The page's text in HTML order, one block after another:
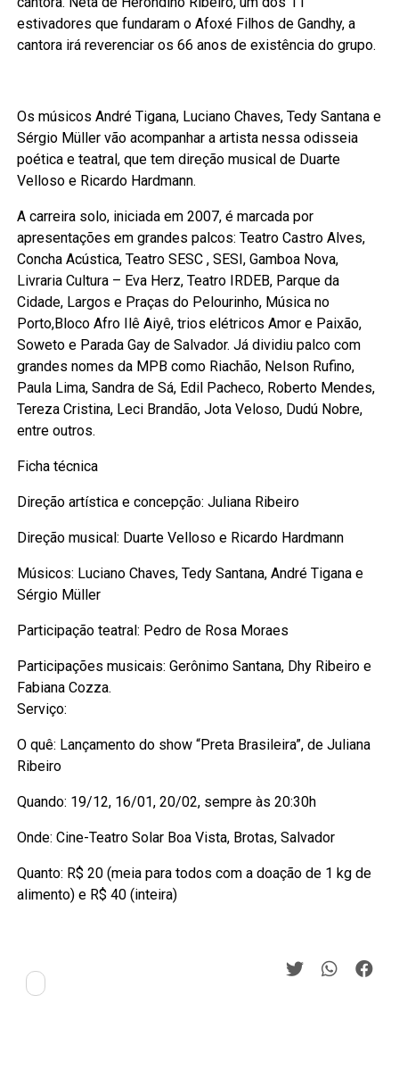
estivadores que fundaram o Afoxé Filhos de Gandhy, a
cantora irá reverenciar os 66 anos de existência do grupo.
Os músicos André Tigana, Luciano Chaves, Tedy Santana e
Sérgio Müller vão acompanhar a artista nessa odisseia
poética e teatral, que tem direção musical de Duarte
Velloso e Ricardo Hardmann.
A carreira solo, iniciada em 2007, é marcada por
apresentações em grandes palcos: Teatro Castro Alves,
Concha Acústica, Teatro SESC , SESI, Gamboa Nova,
Livraria Cultura – Eva Herz, Teatro IRDEB, Parque da
Cidade, Largos e Praças do Pelourinho, Música no
Porto,Bloco Afro Ilê Aiyê, trios elétricos Amor e Paixão,
Soweto e Parada Gay de Salvador. Já dividiu palco com
grandes nomes da MPB como Riachão, Nelson Rufino,
Paula Lima, Sandra de Sá, Edil Pacheco, Roberto Mendes,
Tereza Cristina, Leci Brandão, Jota Veloso, Dudú Nobre,
entre outros.
Ficha técnica
Direção artística e concepção: Juliana Ribeiro
Direção musical: Duarte Velloso e Ricardo Hardmann
Músicos: Luciano Chaves, Tedy Santana, André Tigana e
Sérgio Müller
Participação teatral: Pedro de Rosa Moraes
Participações musicais: Gerônimo Santana, Dhy Ribeiro e
Fabiana Cozza.
Serviço:
O quê: Lançamento do show “Preta Brasileira”, de Juliana
Ribeiro
Quando: 19/12, 16/01, 20/02, sempre às 20:30h
Onde: Cine-Teatro Solar Boa Vista, Brotas, Salvador
Quanto: R$ 20 (meia para todos com a doação de 1 kg de
alimento) e R$ 40 (inteira)